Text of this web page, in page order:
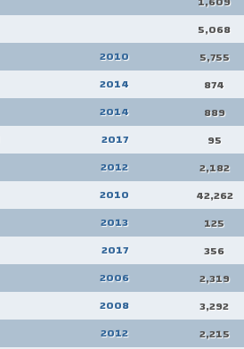
5,068
5,755
2010
874
2014
889
2014
95
2017
2,182
2012
42,262
2010
125
2013
356
2017
2,319
2006
3,292
2008
2,215
2012